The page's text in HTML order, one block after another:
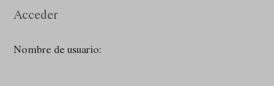
Acceder
Nombre de usuario: